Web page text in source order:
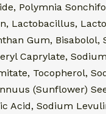
Polymnia
Lactobacillus,
Gum, Bisabolol,
Caprylate,
Tocopherol,
(Sunflower)
Acid, Sodium